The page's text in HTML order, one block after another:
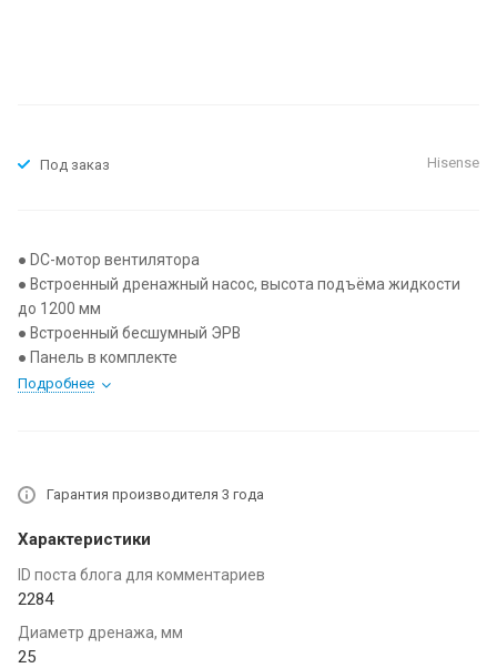
Под заказ Hisense
● DC-мотор вентилятора
● Встроенный дренажный насос, высота подъёма жидкости
до 1200 мм
● Встроенный бесшумный ЭРВ
● Панель в комплекте
Подробнее
Гарантия производителя 3 года
Характеристики
ID поста блога для комментариев
2284
Диаметр дренажа, мм
25